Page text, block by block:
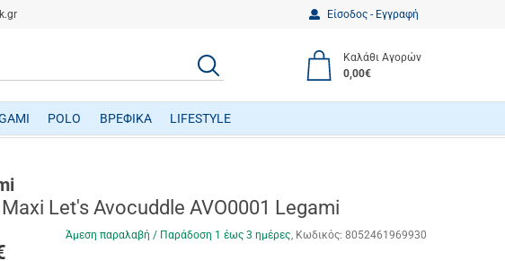
Είσοδος - Εγγραφή
ΑΝΑΖΗΤΗΣΗ
Καλάθι Αγορών
0,00€
POLO ΒΡΕΦΙΚΑ LIFESTYLE
Let's Avocuddle AVO0001 Legami
Άμεση παραλαβή / Παράδoση 1 έως 3 ημέρες Κωδικός: 8052461969930